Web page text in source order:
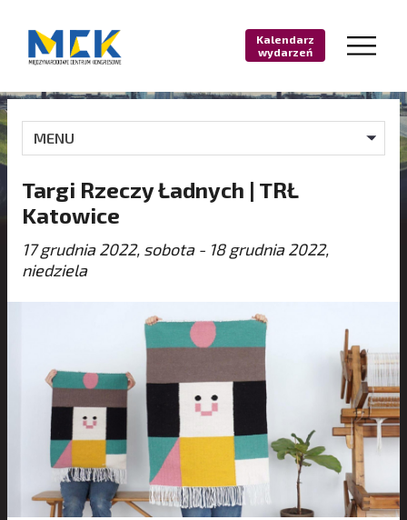
Kalendarz
wydarzeń
MENU
Targi Rzeczy Ładnych | TRŁ
Katowice
17 grudnia 2022, sobota - 18 grudnia 2022,
niedziela